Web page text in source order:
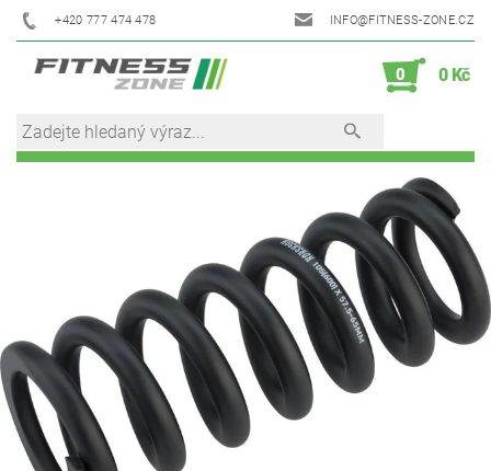
+420 777 474 478 INFO@FITNESS-ZONE.CZ
0 0 Kč